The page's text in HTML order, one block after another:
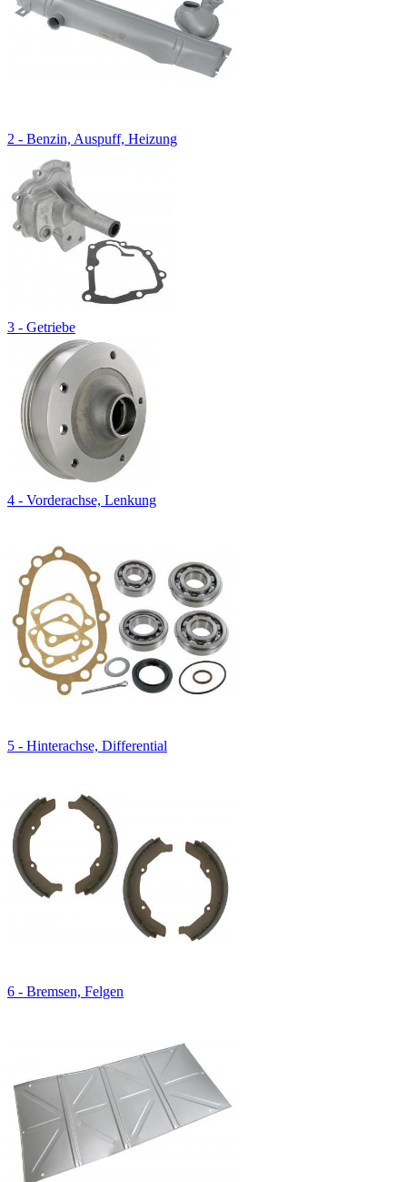
2 - Benzin, Auspuff, Heizung
3 - Getriebe
4 - Vorderachse, Lenkung
5 - Hinterachse, Differential
6 - Bremsen, Felgen